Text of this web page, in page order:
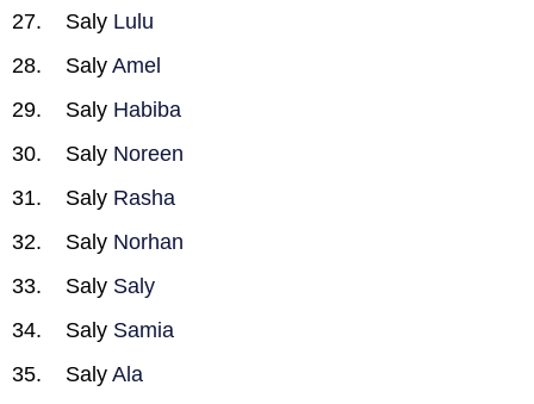
Saly Lulu
Saly Amel
Saly Habiba
Saly Noreen
Saly Rasha
Saly Norhan
Saly Saly
Saly Samia
Saly Ala